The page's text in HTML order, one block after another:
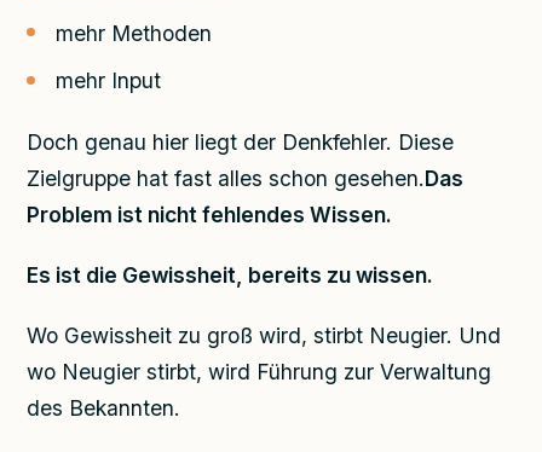
mehr Methoden
mehr Input
Doch genau hier liegt der Denkfehler. Diese
Zielgruppe hat fast alles schon gesehen.Das
Problem ist nicht fehlendes Wissen.
Es ist die Gewissheit, bereits zu wissen.
Wo Gewissheit zu groß wird, stirbt Neugier. Und
wo Neugier stirbt, wird Führung zur Verwaltung
des Bekannten.